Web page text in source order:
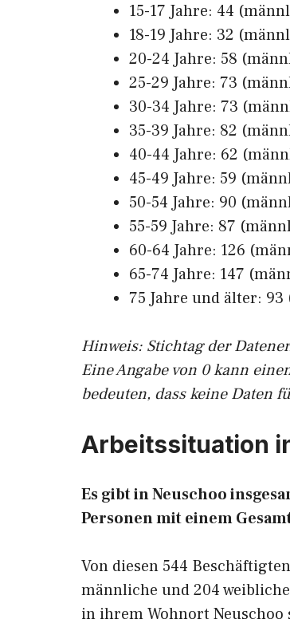
15-17 Jahre: 44
18-19 Jahre: 32
20-24 Jahre: 58
25-29 Jahre: 73
30-34 Jahre: 73
35-39 Jahre: 82
40-44 Jahre: 62
45-49 Jahre: 59
50-54 Jahre: 90
55-59 Jahre: 87
60-64 Jahre: 126
65-74 Jahre: 147
75 Jahre und älter:
Hinweis: Stichtag der
Eine Angabe von 0 kann
bedeuten, dass keine Daten
Arbeitssituation
Es gibt in Neuschoo
Personen mit einem
Von diesen 544
männliche und 204
in ihrem Wohnort Neuschoo